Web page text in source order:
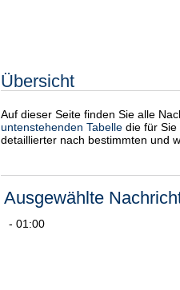
Übersicht
Auf dieser Seite finden Sie alle
untenstehenden Tabelle die für
detaillierter nach bestimmten und
Ausgewählte
- 01:00